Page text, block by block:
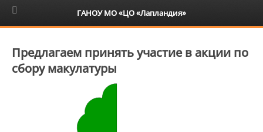
6+
Предлагаем принять участие в акции по
сбору макулатуры
ГАНОУ МО «ЦО «Лапландия»